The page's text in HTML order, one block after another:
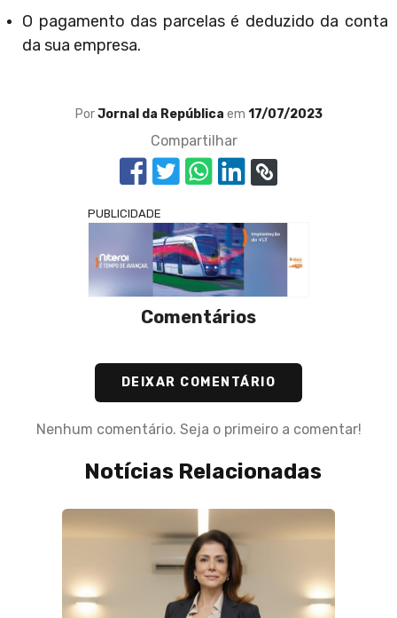
O pagamento das parcelas é deduzido da conta
da sua empresa.
PorJornal da República em 17/07/2023
Compartilhar
PUBLICIDADE
Comentários
DEIXAR COMENTÁRIO
Nenhum comentário. Seja o primeiro a comentar!
Notícias Relacionadas